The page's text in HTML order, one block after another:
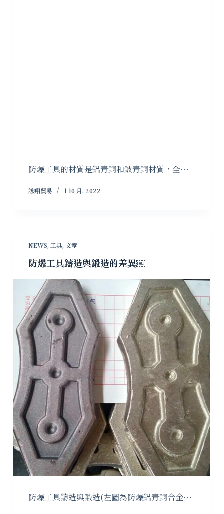
防爆工具的材質是鋁青銅和鈹青銅材質，全…
詠翔貿易 1 10 月, 2022
NEWS, 工具, 文章
防爆工具鑄造與鍛造的差異￼
防爆工具鑄造與鍛造(左圖為防爆鋁青銅合金…